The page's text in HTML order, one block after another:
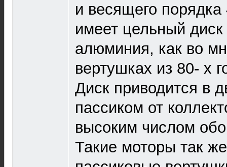
и весящего
имеет цельный
алюминия, как во
вертушках из 80- х
Диск приводится в
пассиком от
высоким числом
Такие моторы так